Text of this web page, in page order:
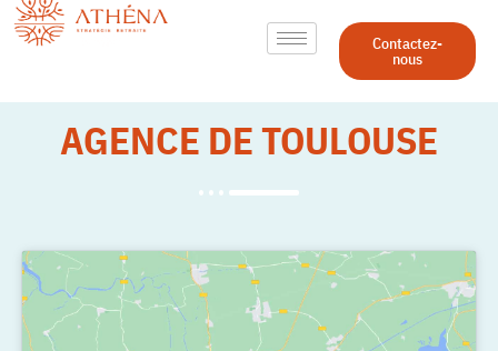
Contactez-
nous
AGENCE DE TOULOUSE